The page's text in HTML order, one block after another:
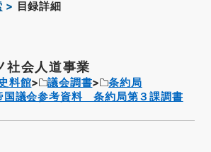
目録詳細
社会人道事業
料館 議会調書
条約局
国議会参考資料 条約局第３課調書